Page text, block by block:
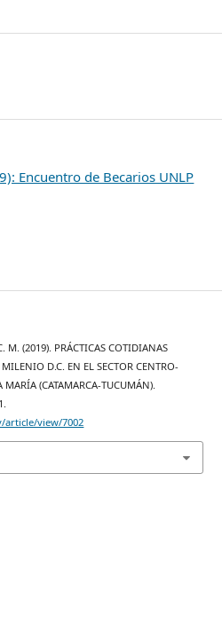
Encuentro de Becarios UNLP
(2019). PRÁCTICAS COTIDIANAS
D.C. EN EL SECTOR CENTRO-
MARÍA (CATAMARCA-TUCUMÁN).
article/view/7002